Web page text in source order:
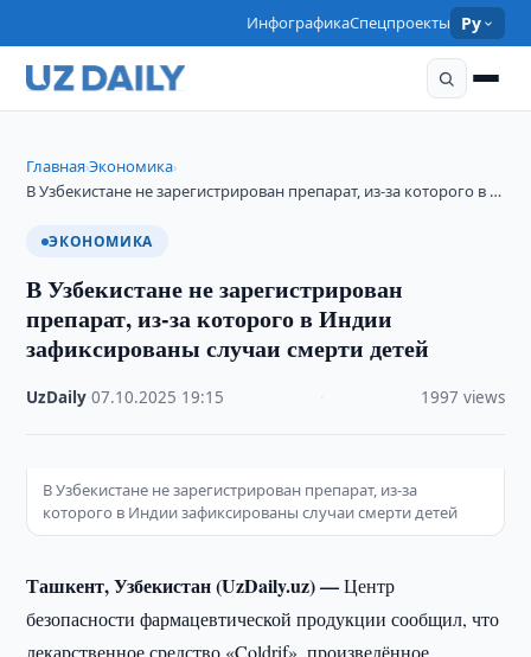
ИнфографикаСпецпроекты Ру
Главная›Экономика›
В Узбекистане не зарегистрирован препарат, из-за которого в …
ЭКОНОМИКА
В Узбекистане не зарегистрирован
препарат, из-за которого в Индии
зафиксированы случаи смерти детей
UzDaily ·07.10.2025 19:15 1997 views
В Узбекистане не зарегистрирован препарат, из-за
которого в Индии зафиксированы случаи смерти детей
Ташкент, Узбекистан (UzDaily.uz) —Центр
безопасности фармацевтической продукции сообщил, что
лекарственное средство «Coldrif», произведённое